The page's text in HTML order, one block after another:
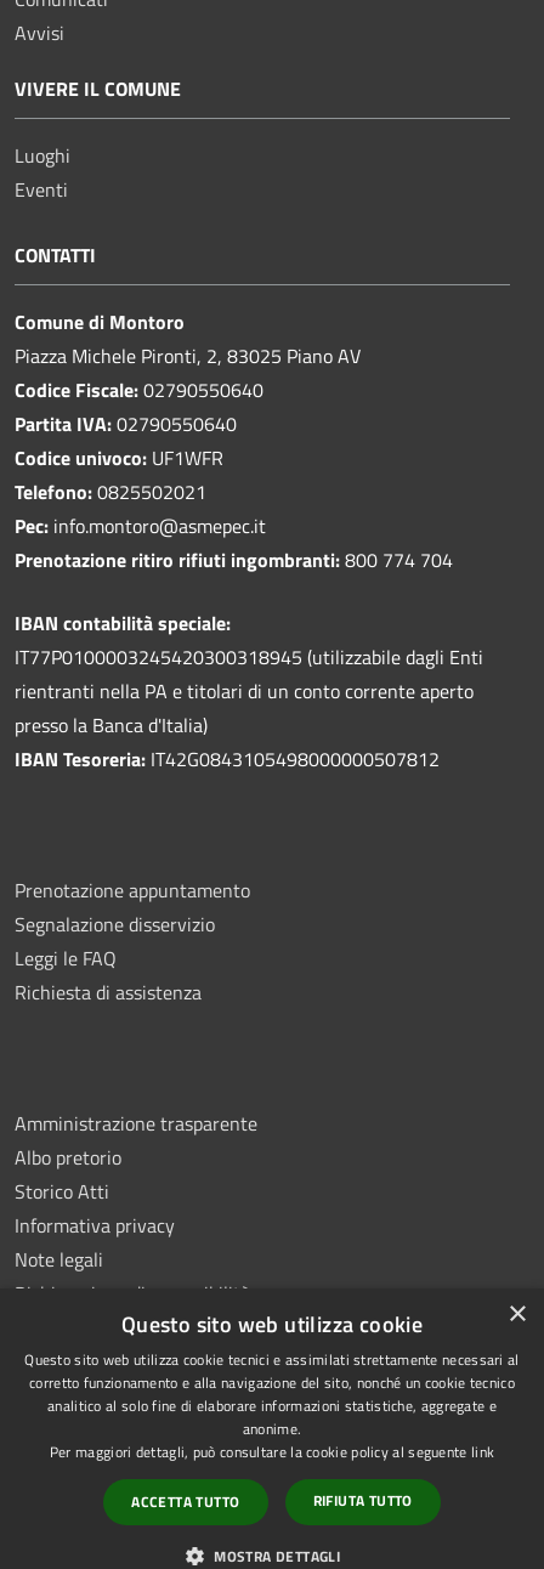
Avvisi
VIVERE IL COMUNE
Luoghi
Eventi
CONTATTI
Comune di Montoro
Piazza Michele Pironti, 2, 83025 Piano AV
Codice Fiscale:02790550640
Partita IVA:02790550640
Codice univoco: UF1WFR
Telefono:0825502021
Pec: info.montoro@asmepec.it
Prenotazione ritiro rifiuti ingombranti:800 774 704
IBAN contabilità speciale:
IT77P0100003245420300318945 (utilizzabile dagli Enti
rientranti nella PA e titolari di un conto corrente aperto
presso la Banca d'Italia)
IBAN Tesoreria: IT42G0843105498000000507812
Prenotazione appuntamento
Segnalazione disservizio
Leggi le FAQ
Richiesta di assistenza
Amministrazione trasparente
Albo pretorio
Storico Atti
Informativa privacy
Note legali
Dichiarazione di accessibilità
RSS
Accessibilità
Copyright © 2026 • Comune di
Montoro • Powered by
Municipium•Accesso
redazione
×
Questo sito web utilizza cookie
Questo sito web utilizza cookie tecnici e assimilati strettamente necessari al
corretto funzionamento e alla navigazione del sito, nonché un cookie tecnico
analitico al solo fine di elaborare informazioni statistiche, aggregate e
anonime.
Per maggiori dettagli, può consultare la cookie policy al seguente link
ACCETTA TUTTO RIFIUTA TUTTO
MOSTRA DETTAGLI